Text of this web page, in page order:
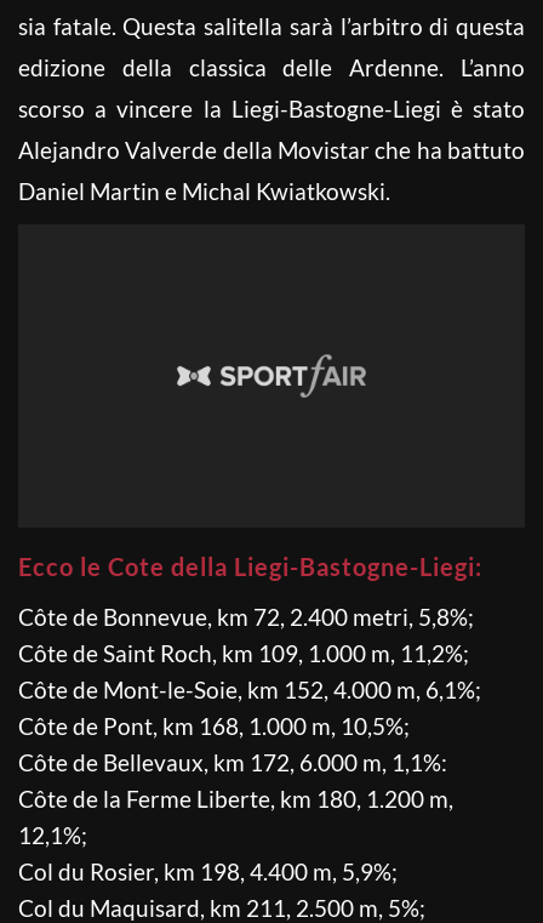
sia fatale. Questa salitella sarà l’arbitro di questa
edizione della classica delle Ardenne. L’anno
scorso a vincere la Liegi-Bastogne-Liegi è stato
Alejandro Valverde della Movistar che ha battuto
Daniel Martin e Michal Kwiatkowski.
Ecco le Cote della Liegi-Bastogne-Liegi:
Côte de Bonnevue, km 72, 2.400 metri, 5,8%;
Côte de Saint Roch, km 109, 1.000 m, 11,2%;
Côte de Mont-le-Soie, km 152, 4.000 m, 6,1%;
Côte de Pont, km 168, 1.000 m, 10,5%;
Côte de Bellevaux, km 172, 6.000 m, 1,1%:
Côte de la Ferme Liberte, km 180, 1.200 m,
12,1%;
Col du Rosier, km 198, 4.400 m, 5,9%;
Col du Maquisard, km 211, 2.500 m, 5%;